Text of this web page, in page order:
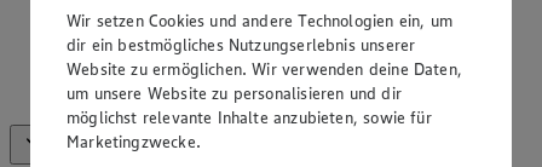
Frischetheke Käse
An unserer Käsetheke haben wir eine große Auswahl an
köstlichen Käsespezialitäten für dich.
Alle anzeigen (6)Weniger anzeigen
Wir setzen Cookies und andere Technologien ein, um
dir ein bestmögliches Nutzungserlebnis unserer
Website zu ermöglichen. Wir verwenden deine Daten,
um unsere Website zu personalisieren und dir
möglichst relevante Inhalte anzubieten, sowie für
Marketingzwecke.